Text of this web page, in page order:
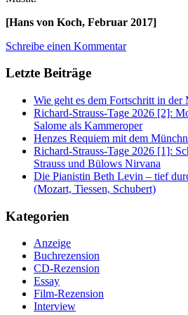
[Hans von Koch, Februar 2017]
Schreibe einen Kommentar
Letzte Beiträge
Wie geht es dem Fortschritt in der
Richard-Strauss-Tage 2026 [2]:
Salome als Kammeroper
Henzes Requiem mit dem
Richard-Strauss-Tage 2026 [1]:
Strauss und Bülows Nirvana
Die Pianistin Beth Levin – tief
(Mozart, Tiessen, Schubert)
Kategorien
Anzeige
Buchrezension
CD-Rezension
Essay
Film-Rezension
Interview